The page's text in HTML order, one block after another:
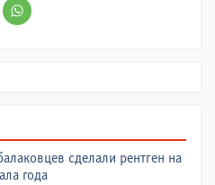
сделали рентген на
года